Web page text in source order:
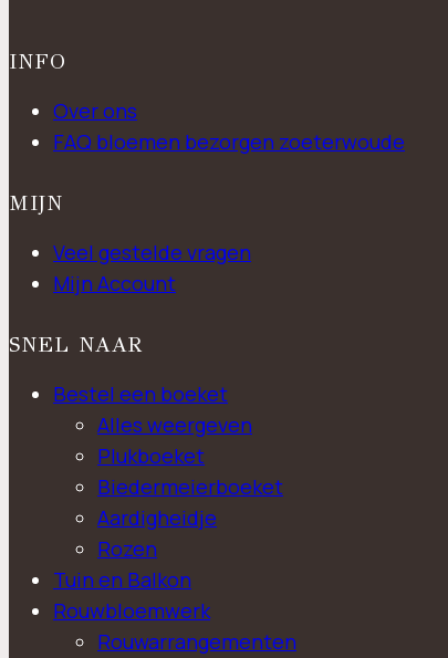
INFO
Over ons
FAQ bloemen bezorgen zoeterwoude
MIJN
Veel gestelde vragen
Mijn Account
SNEL NAAR
Bestel een boeket
Alles weergeven
Plukboeket
Biedermeierboeket
Aardigheidje
Rozen
Tuin en Balkon
Rouwbloemwerk
Rouwarrangementen